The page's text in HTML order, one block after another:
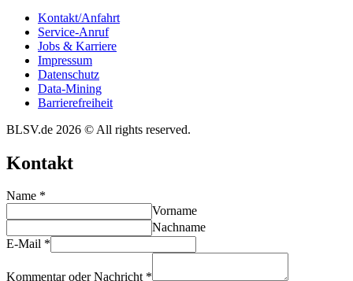
Kontakt/​​Anfahrt
Service-Anruf
Jobs & Karriere
Impres­sum
Daten­schutz
Data-Mining
Barrie­re­frei­heit
BLSV.de 2026 © All rights reserved.
Kontakt
Name *
Vorname
Nachname
E-Mail *
Kommentar oder Nachricht *